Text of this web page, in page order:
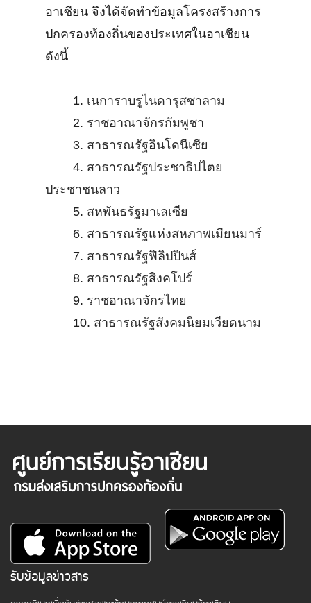
อาเซียน จึงได้จัดทำข้อมูลโครงสร้างการ
ปกครองท้องถิ่นของประเทศในอาเซียน
ดังนี้
1. เนการาบรูไนดารุสซาลาม
2. ราชอาณาจักรกัมพูชา
3. สาธารณรัฐอินโดนีเซีย
4. สาธารณรัฐประชาธิปไตย
ประชาชนลาว
5. สหพันธรัฐมาเลเซีย
6. สาธารณรัฐแห่งสหภาพเมียนมาร์
7. สาธารณรัฐฟิลิปปินส์
8. สาธารณรัฐสิงคโปร์
9. ราชอาณาจักรไทย
10. สาธารณรัฐสังคมนิยมเวียดนาม
รับข้อมูลข่าวสาร